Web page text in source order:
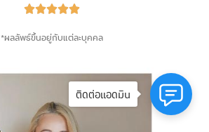

*ผลลัพธ์ขึ้นอยู่กับแต่ละบุคคล
ติดต่อแอดมิน